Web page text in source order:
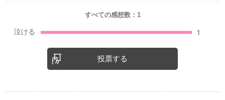
すべての感想数： 1
投票する